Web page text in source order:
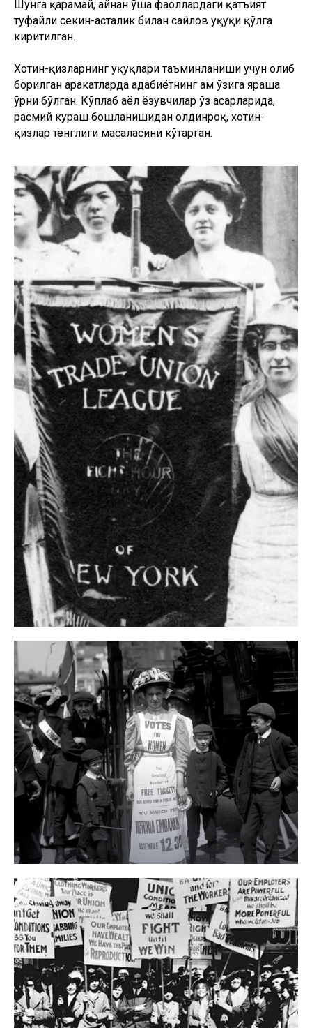
Шунга қарамай, айнан ўша фаоллардаги қатъият
туфайли секин-асталик билан сайлов ҳуқуқи қўлга
киритилган.
Хотин-қизларнинг ҳуқуқлари таъминланиши учун олиб
борилган ҳаракатларда адабиётнинг ҳам ўзига яраша
ўрни бўлган. Кўплаб аёл ёзувчилар ўз асарларида,
расмий кураш бошланишидан олдинроқ, хотин-
қизлар тенглиги масаласини кўтарган.